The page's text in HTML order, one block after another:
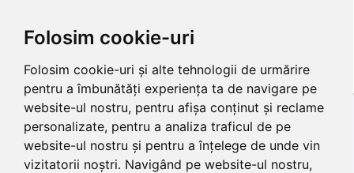
Folosim cookie-uri
Folosim cookie-uri și alte tehnologii de urmărire
pentru a îmbunătăți experiența ta de navigare pe
website-ul nostru, pentru afișa conținut și reclame
personalizate, pentru a analiza traficul de pe
website-ul nostru și pentru a înțelege de unde vin
vizitatorii noștri. Navigând pe website-ul nostru,